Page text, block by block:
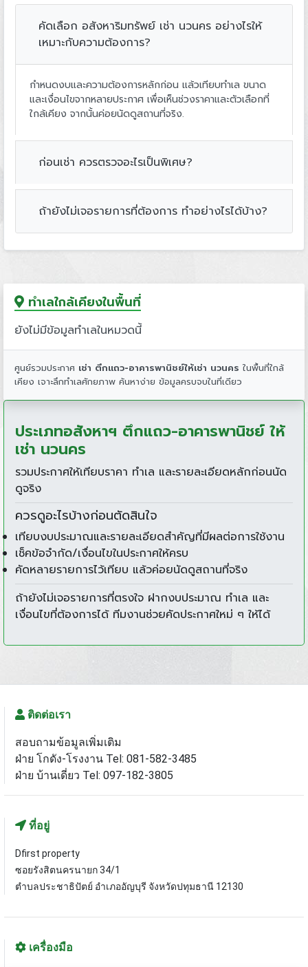
คัดเลือก อสังหาริมทรัพย์ เช่า นวนคร อย่างไรให้
เหมาะกับความต้องการ?
กำหนดงบและความต้องการหลักก่อน แล้วเทียบทำเล ขนาด
และเงื่อนไขจากหลายประกาศ เพื่อเห็นช่วงราคาและตัวเลือกที่
ใกล้เคียง จากนั้นค่อยนัดดูสถานที่จริง.
ก่อนเช่า ควรตรวจอะไรเป็นพิเศษ?
ถ้ายังไม่เจอรายการที่ต้องการ ทำอย่างไรได้บ้าง?
ทำเลใกล้เคียงในพื้นที่
ยังไม่มีข้อมูลทำเลในหมวดนี้
ศูนย์รวมประกาศ เช่า ตึกแถว-อาคารพานิชย์ให้เช่า นวนคร ในพื้นที่ใกล้
เคียง เจาะลึกทำเลศักยภาพ ค้นหาง่าย ข้อมูลครบจบในที่เดียว
ประเภทอสังหาฯ ตึกแถว-อาคารพานิชย์ ให้
เช่า นวนคร
รวมประกาศให้เทียบราคา ทำเล และรายละเอียดหลักก่อนนัด
ดูจริง
ควรดูอะไรบ้างก่อนตัดสินใจ
เทียบงบประมาณและรายละเอียดสำคัญที่มีผลต่อการใช้งาน
เช็คข้อจำกัด/เงื่อนไขในประกาศให้ครบ
คัดหลายรายการไว้เทียบ แล้วค่อยนัดดูสถานที่จริง
ถ้ายังไม่เจอรายการที่ตรงใจ ฝากงบประมาณ ทำเล และ
เงื่อนไขที่ต้องการได้ ทีมงานช่วยคัดประกาศใหม่ ๆ ให้ได้
ติดต่อเรา
สอบถามข้อมูลเพิ่มเติม
ฝ่าย โกดัง-โรงงาน Tel: 081-582-3485
ฝ่าย บ้านเดี่ยว Tel: 097-182-3805
ที่อยู่
Dfirst property
ซอยรังสิตนครนายก 34/1
ตำบลประชาธิปัตย์ อำเภออัญบุรี จังหวัดปทุมธานี 12130
เครื่องมือ